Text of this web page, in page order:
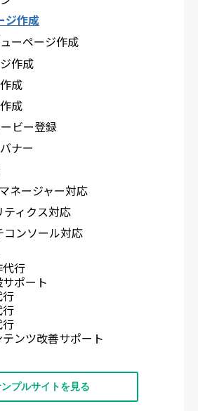
ジ作成
ーページ作成
作成
成
成
ビー登録
ナー
ネージャー対応
ィクス対応
ンソール対応
行
ポート
ンツ改善サポート
プルサイトを見る